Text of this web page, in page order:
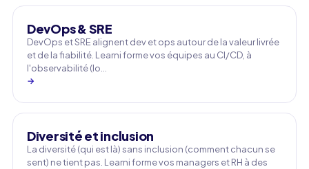
DevOps & SRE
DevOps et SRE alignent dev et ops autour de la valeur livrée
et de la fiabilité. Learni forme vos équipes au CI/CD, à
l'observabilité (lo…
→
Diversité et inclusion
La diversité (qui est là) sans inclusion (comment chacun se
sent) ne tient pas. Learni forme vos managers et RH à des